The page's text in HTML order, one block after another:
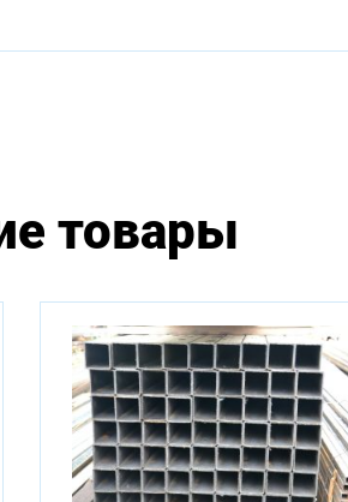
Доступны для заказа:
товары